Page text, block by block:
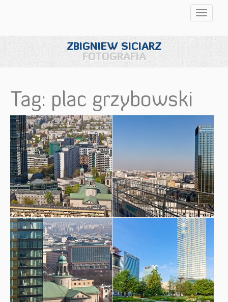
ZBIGNIEW SICIARZ
FOTOGRAFIA
Tag: plac grzybowski